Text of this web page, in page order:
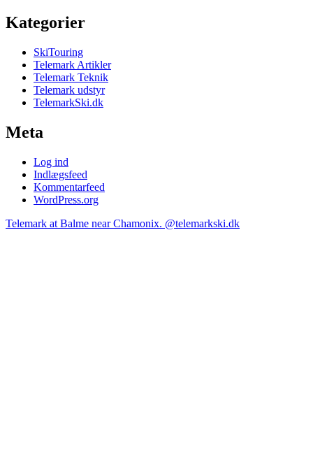
Kategorier
SkiTouring
Telemark Artikler
Telemark Teknik
Telemark udstyr
TelemarkSki.dk
Meta
Log ind
Indlægsfeed
Kommentarfeed
WordPress.org
Telemark at Balme near Chamonix. @telemarkski.dk